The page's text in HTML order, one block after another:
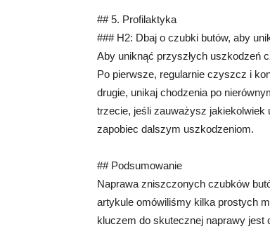
## 5. Profilaktyka
### H2: Dbaj o czubki butów, aby
Aby uniknąć przyszłych uszkodzeń
Po pierwsze, regularnie czyszcz i
drugie, unikaj chodzenia po
trzecie, jeśli zauważysz jakiekolwiek
zapobiec dalszym uszkodzeniom.
## Podsumowanie
Naprawa zniszczonych czubków
artykule omówiliśmy kilka prostych
kluczem do skutecznej naprawy jest